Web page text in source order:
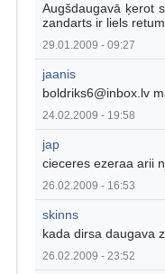
Augšdaugavā ķerot
zandarts ir liels
29.01.2009 - 09:27
jaanis
boldriks6@inbox.lv
24.02.2009 - 19:58
jap
cieceres ezeraa arii
26.02.2009 - 16:53
skinns
kada dirsa daugava
26.02.2009 - 23:52